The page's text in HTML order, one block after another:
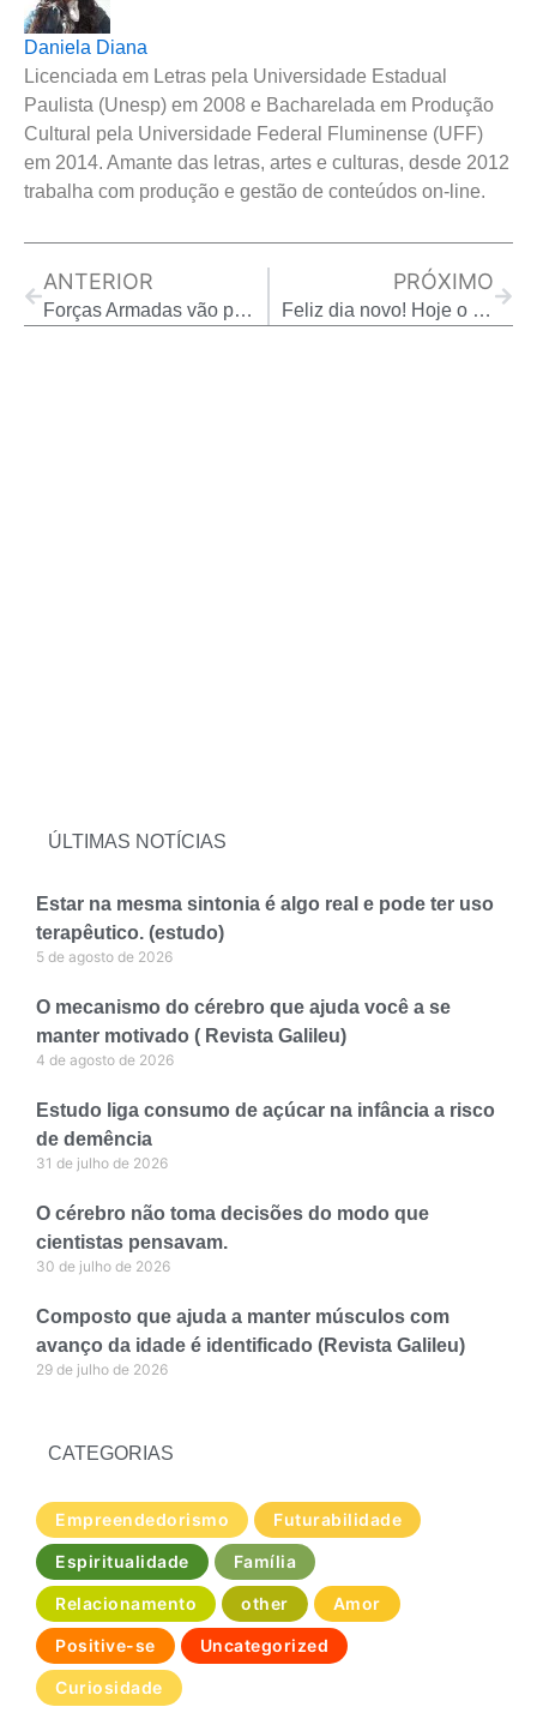
Daniela Diana
Licenciada em Letras pela Universidade Estadual
Paulista (Unesp) em 2008 e Bacharelada em Produção
Cultural pela Universidade Federal Fluminense (UFF)
em 2014. Amante das letras, artes e culturas, desde 2012
trabalha com produção e gestão de conteúdos on-line.
ANTERIOR
Forças Armadas vão permitir alistamento militar de mulheres pela 1ª vez na história
PRÓXIMO
Feliz dia novo! Hoje o dia é 10…
ÚLTIMAS NOTÍCIAS
Estar na mesma sintonia é algo real e pode ter uso
terapêutico. (estudo)
5 de agosto de 2026
O mecanismo do cérebro que ajuda você a se
manter motivado ( Revista Galileu)
4 de agosto de 2026
Estudo liga consumo de açúcar na infância a risco
de demência
31 de julho de 2026
O cérebro não toma decisões do modo que
cientistas pensavam.
30 de julho de 2026
Composto que ajuda a manter músculos com
avanço da idade é identificado (Revista Galileu)
29 de julho de 2026
CATEGORIAS
Empreendedorismo Futurabilidade
Espiritualidade Família
Relacionamento other Amor
Positive-se Uncategorized
Curiosidade